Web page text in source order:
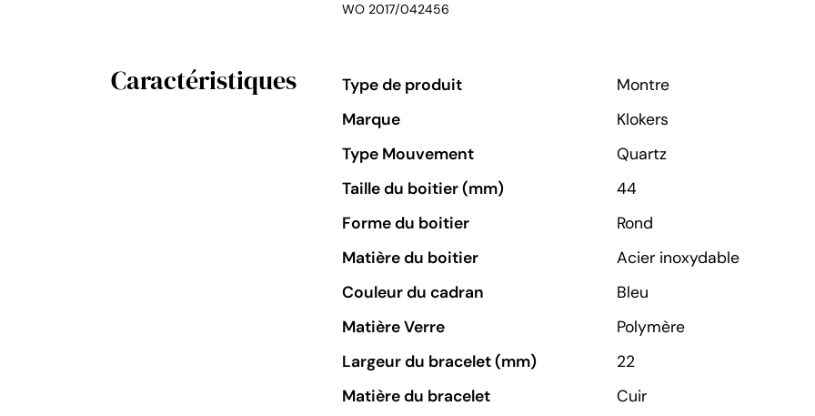
WO 2017/042456
Caractéristiques Type de produit
Montre
Marque
Klokers
Type Mouvement
Quartz
Taille du boitier (mm)
44
Forme du boitier
Rond
Matière du boitier
Acier inoxydable
Couleur du cadran
Bleu
Matière Verre
Polymère
Largeur du bracelet (mm)
22
Matière du bracelet
Cuir